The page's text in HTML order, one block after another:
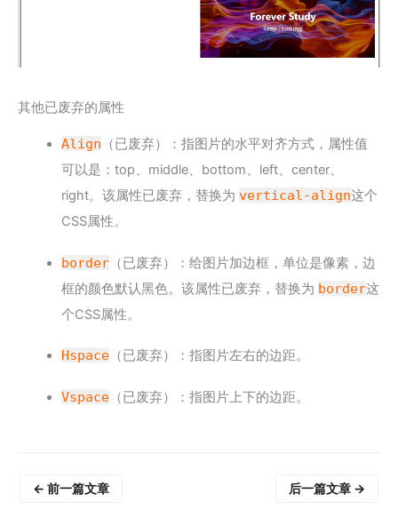
其他已废弃的属性
Align （已废弃）：指图片的水平对齐方式，属性值
可以是：top、middle、bottom、left、center、
right。该属性已废弃，替换为 vertical-align这个
CSS属性。
border（已废弃）：给图片加边框，单位是像素，边
框的颜色默认黑色。该属性已废弃，替换为 border这
个CSS属性。
Hspace（已废弃）：指图片左右的边距。
Vspace（已废弃）：指图片上下的边距。
← 前一篇文章 后一篇文章 →